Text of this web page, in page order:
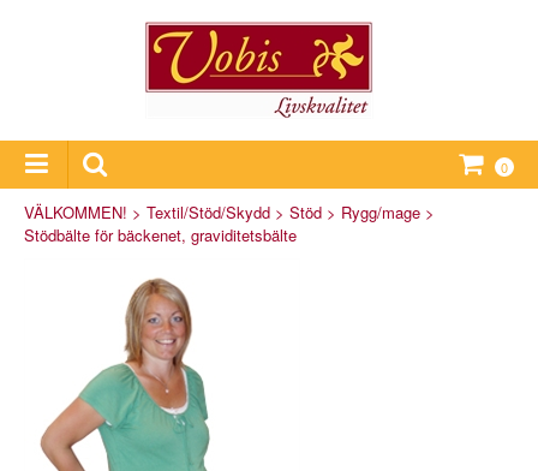
0
VÄLKOMMEN! > Textil/Stöd/Skydd > Stöd > Rygg/mage >
Stödbälte för bäckenet, graviditetsbälte